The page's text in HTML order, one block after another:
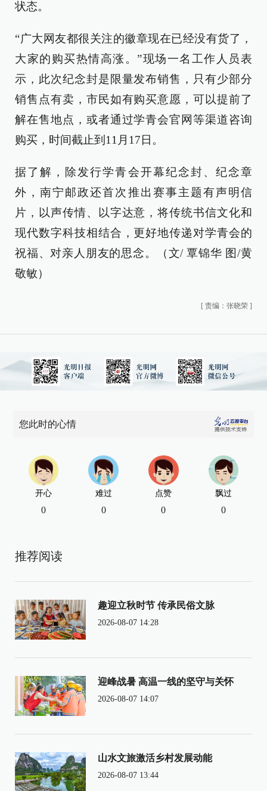
状态。
“广大网友都很关注的徽章现在已经没有货了，
大家的购买热情高涨。”现场一名工作人员表
示，此次纪念封是限量发布销售，只有少部分
销售点有卖，市民如有购买意愿，可以提前了
解在售地点，或者通过学青会官网等渠道咨询
购买，时间截止到11月17日。
据了解，除发行学青会开幕纪念封、纪念章
外，南宁邮政还首次推出赛事主题有声明信
片，以声传情、以字达意，将传统书信文化和
现代数字科技相结合，更好地传递对学青会的
祝福、对亲人朋友的思念。（文/ 覃锦华 图/黄
敬敏）
[ 责编：张晓荣 ]
您此时的心情
开心
0
难过
0
点赞
0
飘过
0
推荐阅读
趣迎立秋时节 传承民俗文脉
2026-08-07 14:28
迎峰战暑 高温一线的坚守与关怀
2026-08-07 14:07
山水文旅激活乡村发展动能
2026-08-07 13:44